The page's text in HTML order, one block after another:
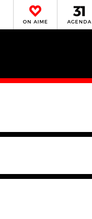
ON AIME AGENDA